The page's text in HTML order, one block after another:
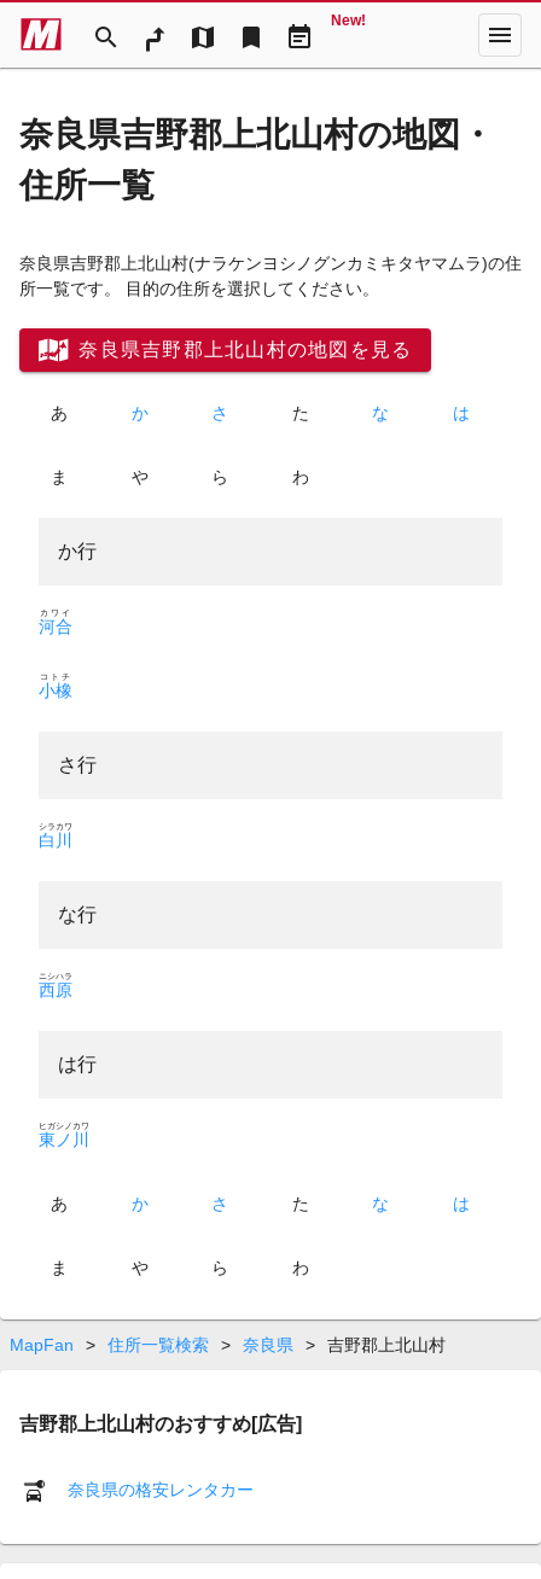
search map bookmark event_note
New! menu
奈良県吉野郡上北山村の地図・
住所一覧
奈良県吉野郡上北山村(ナラケンヨシノグンカミキタヤマムラ)の住
所一覧です。 目的の住所を選択してください。
奈良県吉野郡上北山村の地図を見る
あ か さ た な は
ま や ら わ
か行
河合
カワイ
小橡
コトチ
さ行
白川
シラカワ
な行
西原
ニシハラ
は行
東ノ川
ヒガシノカワ
あ か さ た な は
ま や ら わ
MapFan > 住所一覧検索 > 奈良県 > 吉野郡上北山村
吉野郡上北山村のおすすめ[広告]
奈良県の格安レンタカー